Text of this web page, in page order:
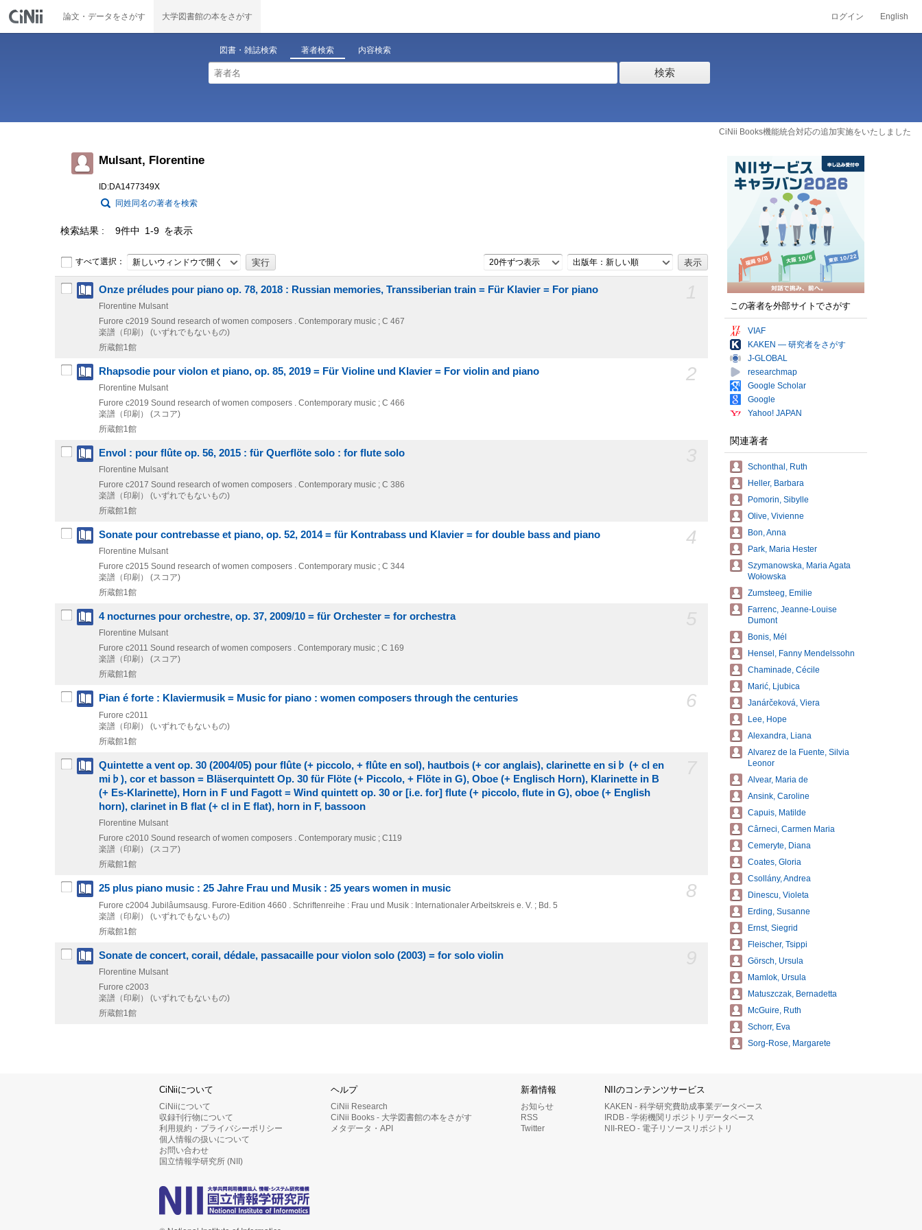
論文・データをさがす 大学図書館の本をさがす ログイン English
図書・雑誌検索 著者検索 内容検索
検索
CiNii Books機能統合対応の追加実施をいたしました
Mulsant, Florentine
ID:DA1477349X
同姓同名の著者を検索
検索結果 9件中 1-9 を表示
すべて選択： 新しいウィンドウで開く 20件ずつ表示 出版年：新しい順
Onze préludes pour piano op. 78, 2018 : Russian memories, Transsiberian train = Für Klavier = For piano
Florentine Mulsant
Furore c2019 Sound research of women composers . Contemporary music ; C 467
楽譜（印刷） (いずれでもないもの)
所蔵館1館
2
Rhapsodie pour violon et piano, op. 85, 2019 = Für Violine und Klavier = For violin and piano
Florentine Mulsant
Furore c2019 Sound research of women composers . Contemporary music ; C 466
楽譜（印刷） (スコア)
所蔵館1館
Envol : pour flûte op. 56, 2015 : für Querflöte solo : for flute solo
Florentine Mulsant
Furore c2017 Sound research of women composers . Contemporary music ; C 386
楽譜（印刷） (いずれでもないもの)
所蔵館1館
4
Sonate pour contrebasse et piano, op. 52, 2014 = für Kontrabass und Klavier = for double bass and piano
Florentine Mulsant
Furore c2015 Sound research of women composers . Contemporary music ; C 344
楽譜（印刷） (スコア)
所蔵館1館
4 nocturnes pour orchestre, op. 37, 2009/10 = für Orchester = for orchestra
Florentine Mulsant
Furore c2011 Sound research of women composers . Contemporary music ; C 169
楽譜（印刷） (スコア)
所蔵館1館
6
Pian é forte : Klaviermusik = Music for piano : women composers through the centuries
Furore c2011
楽譜（印刷） (いずれでもないもの)
所蔵館1館
Quintette a vent op. 30 (2004/05) pour flûte (+ piccolo, + flûte en sol), hautbois (+ cor anglais), clarinette en si♭ (+ cl en
mi♭), cor et basson = Bläserquintett Op. 30 für Flöte (+ Piccolo, + Flöte in G), Oboe (+ Englisch Horn), Klarinette in B
(+ Es-Klarinette), Horn in F und Fagott = Wind quintett op. 30 or [i.e. for] flute (+ piccolo, flute in G), oboe (+ English
horn), clarinet in B flat (+ cl in E flat), horn in F, bassoon
Florentine Mulsant
Furore c2010 Sound research of women composers . Contemporary music ; C119
楽譜（印刷） (スコア)
所蔵館1館
8
25 plus piano music : 25 Jahre Frau und Musik : 25 years women in music
Furore c2004 Jubilâumsausg. Furore-Edition 4660 . Schriftenreihe : Frau und Musik : Internationaler Arbeitskreis e. V. ; Bd. 5
楽譜（印刷） (いずれでもないもの)
所蔵館1館
Sonate de concert, corail, dédale, passacaille pour violon solo (2003) = for solo violin
Florentine Mulsant
Furore c2003
楽譜（印刷） (いずれでもないもの)
所蔵館1館
この著者を外部サイトでさがす
VIAF
KAKEN — 研究者をさがす
J-GLOBAL
researchmap
Google Scholar
Google
Yahoo! JAPAN
関連著者
Schonthal, Ruth
Heller, Barbara
Pomorin, Sibylle
Olive, Vivienne
Bon, Anna
Park, Maria Hester
Szymanowska, Maria Agata
Wołowska
Zumsteeg, Emilie
Farrenc, Jeanne-Louise
Dumont
Bonis, Mél
Hensel, Fanny Mendelssohn
Chaminade, Cécile
Marić, Ljubica
Janárčeková, Viera
Lee, Hope
Alexandra, Liana
Alvarez de la Fuente, Silvia
Leonor
Alvear, Maria de
Ansink, Caroline
Capuis, Matilde
Cârneci, Carmen Maria
Cemeryte, Diana
Coates, Gloria
Csollány, Andrea
Dinescu, Violeta
Erding, Susanne
Ernst, Siegrid
Fleischer, Tsippi
Görsch, Ursula
Mamlok, Ursula
Matuszczak, Bernadetta
McGuire, Ruth
Schorr, Eva
Sorg-Rose, Margarete
CiNiiについて
CiNiiについて
収録刊行物について
利用規約・プライバシーポリシー
個人情報の扱いについて
お問い合わせ
国立情報学研究所 (NII)
ヘルプ
CiNii Research
CiNii Books - 大学図書館の本をさがす
メタデータ・API
新着情報
お知らせ
RSS
Twitter
NIIのコンテンツサービス
KAKEN - 科学研究費助成事業データベース
IRDB - 学術機関リポジトリデータベース
NII-REO - 電子リソースリポジトリ